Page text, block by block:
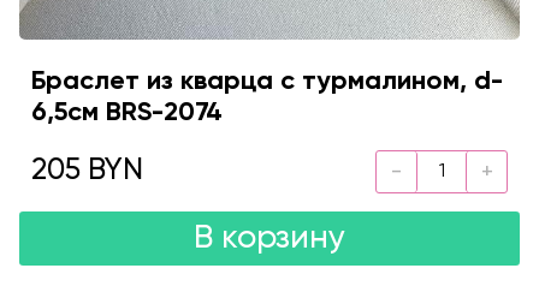
Браслет из кварца с турмалином, d-
6,5см BRS-2074
205 BYN
В корзину